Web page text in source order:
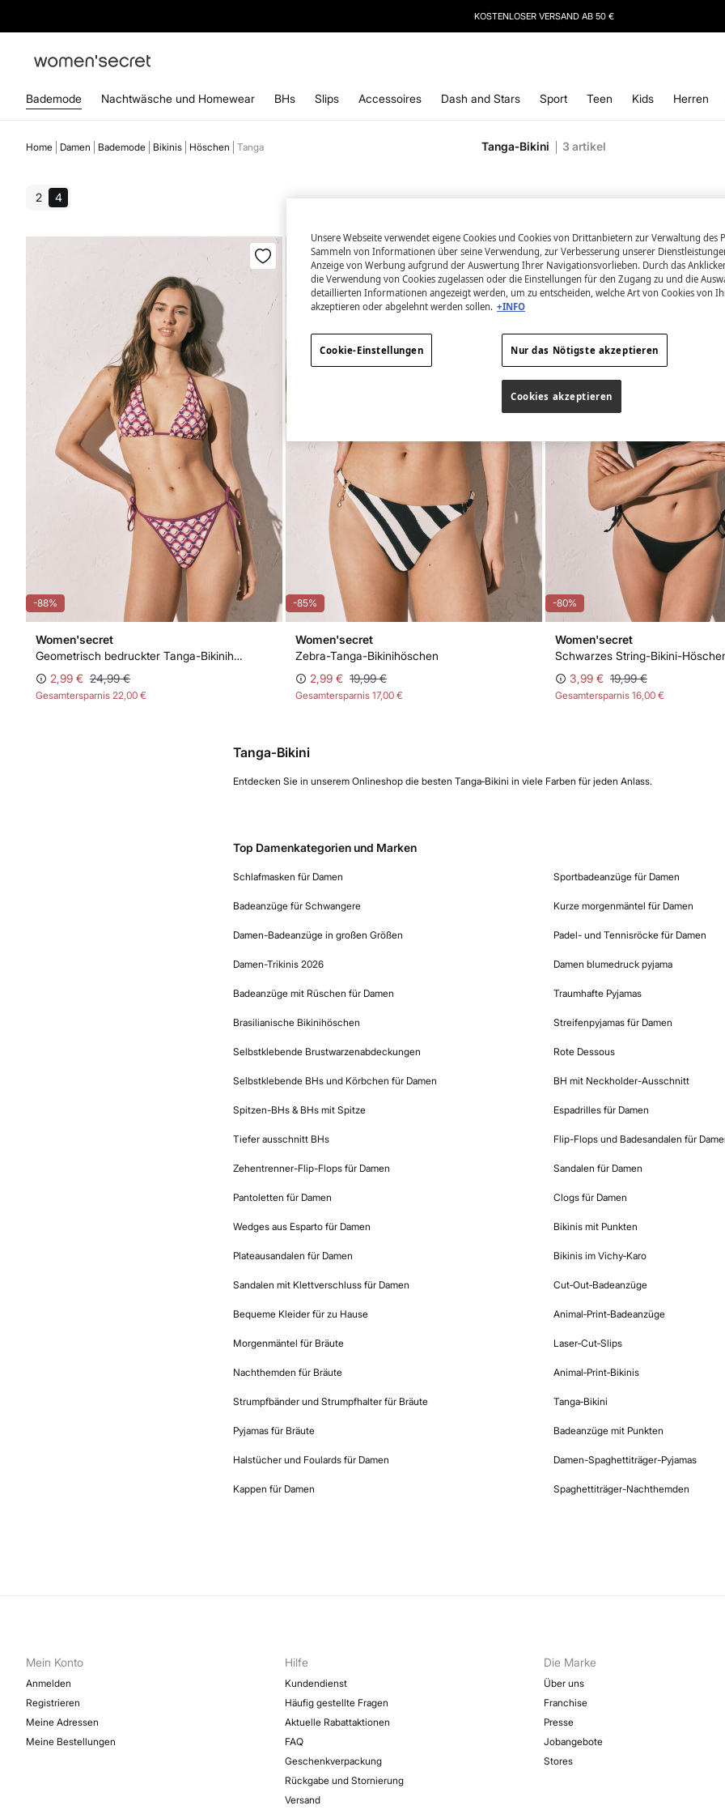
UNSEREN NEWSLETTER UND SICHERE DIR 10 % RABATT AUF DEINEN NÄCHSTEN
Bademode Nachtwäsche und Homewear BHs Slips Accessoires Dash and Stars Sport Teen Kids Herren
Home Damen Bademode Bikinis Höschen Tanga Tanga‑Bikini 3 artikel
2 4
-88%
Women'secret
Geometrisch bedruckter Tanga-Bikinihöschen
2,99 € 24,99 €
Gesamtersparnis 22,00 €
-85%
Women'secret
Zebra-Tanga-Bikinihöschen
2,99 € 19,99 €
Gesamtersparnis 17,00 €
-80%
Women'secret
3,99 € 19,99 €
Gesamtersparnis 16,00 €
Tanga‑Bikini
Entdecken Sie in unserem Onlineshop die besten Tanga‑Bikini in viele Farben für jeden Anlass.
Top Damenkategorien und Marken
Schlafmasken für Damen
Badeanzüge für Schwangere
Damen-Badeanzüge in großen Größen
Damen-Trikinis 2026
Badeanzüge mit Rüschen für Damen
Brasilianische Bikinihöschen
Selbstklebende Brustwarzenabdeckungen
Selbstklebende BHs und Körbchen für Damen
Spitzen-BHs & BHs mit Spitze
Tiefer ausschnitt BHs
Zehentrenner-Flip-Flops für Damen​
Pantoletten für Damen​
Wedges aus Esparto für Damen
Plateausandalen für Damen
Sandalen mit Klettverschluss für Damen
Bequeme Kleider für zu Hause
Morgenmäntel für Bräute
Nachthemden für Bräute
Strumpfbänder und Strumpfhalter für Bräute
Pyjamas für Bräute
Halstücher und Foulards für Damen
Kappen für Damen
Sportbadeanzüge für Damen
Kurze morgenmäntel für Damen
Padel- und Tennisröcke für Damen
Damen blumedruck pyjama
Traumhafte Pyjamas
Streifenpyjamas für Damen
Rote Dessous
BH mit Neckholder-Ausschnitt
Espadrilles für Damen
Flip-Flops und Badesandalen für
Sandalen für Damen
Clogs für Damen
Bikinis mit Punkten
Bikinis im Vichy‑Karo
Cut‑Out‑Badeanzüge
Animal‑Print‑Badeanzüge
Laser‑Cut‑Slips
Animal‑Print‑Bikinis
Tanga‑Bikini
Badeanzüge mit Punkten
Damen-Spaghettiträger-Pyjamas
Spaghettiträger-Nachthemden
Mein Konto
Anmelden
Registrieren
Meine Adressen
Meine Bestellungen
Hilfe
Kundendienst
Häufig gestellte Fragen
Aktuelle Rabattaktionen
FAQ
Geschenkverpackung
Rückgabe und Stornierung
Versand
Die Marke
Über uns
Franchise
Presse
Jobangebote
Stores
Unsere Webseite verwendet eigene Cookies und Cookies von Drittanbietern zur Verwaltung des
Sammeln von Informationen über seine Verwendung, zur Verbesserung unserer
Anzeige von Werbung aufgrund der Auswertung Ihrer Navigationsvorlieben. Durch das
die Verwendung von Cookies zugelassen oder die Einstellungen für den Zugang zu und die
detaillierten Informationen angezeigt werden, um zu entscheiden, welche Art von Cookies von
akzeptieren oder abgelehnt werden sollen. +INFO
Nur das Nötigste akzeptieren
Cookies akzeptieren
Cookie-Einstellungen